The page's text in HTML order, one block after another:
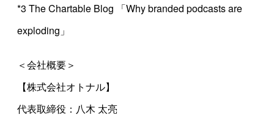
*3 The Chartable Blog 「Why branded podcasts are
exploding」
＜会社概要＞
【株式会社オトナル】
代表取締役：八木 太亮